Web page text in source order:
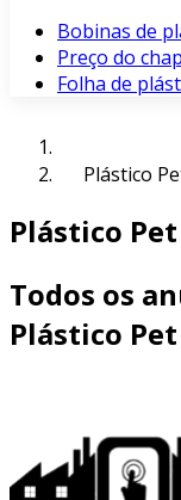
Bobinas de
Preço do
Folha de
Plástico
Plástico Pet
Todos os
Plástico Pet